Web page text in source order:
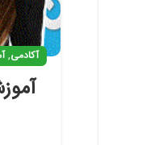
آکادمی,